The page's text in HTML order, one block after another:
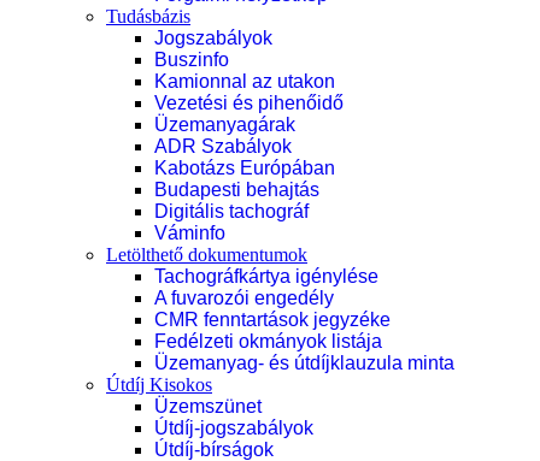
Tudásbázis
Jogszabályok
Buszinfo
Kamionnal az utakon
Vezetési és pihenőidő
Üzemanyagárak
ADR Szabályok
Kabotázs Európában
Budapesti behajtás
Digitális tachográf
Váminfo
Letölthető dokumentumok
Tachográfkártya igénylése
A fuvarozói engedély
CMR fenntartások jegyzéke
Fedélzeti okmányok listája
Üzemanyag- és útdíjklauzula minta
Útdíj Kisokos
Üzemszünet
Útdíj-jogszabályok
Útdíj-bírságok